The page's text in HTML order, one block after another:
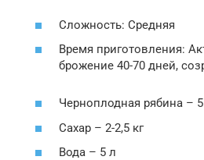
Сложность: Средняя
Время приготовления:
брожение 40-70 дней,
Черноплодная рябина – 5
Сахар – 2-2,5 кг
Вода – 5 л